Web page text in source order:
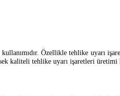
Özellikle tehlike uyarı
kaliteli tehlike uyarı işaretleri üretimi